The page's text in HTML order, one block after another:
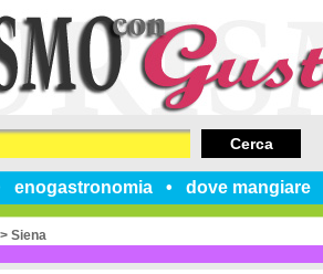
enogastronomia dove mangiare
Cerca
> Siena